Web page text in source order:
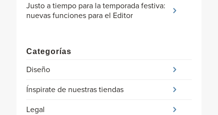
Justo a tiempo para la temporada festiva:
nuevas funciones para el Editor
Categorías
Diseño
Ínspirate de nuestras tiendas
Legal